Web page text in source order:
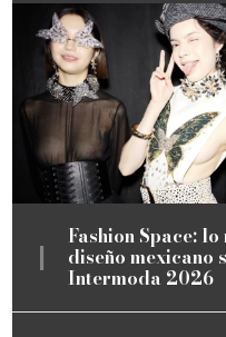
Fashion Space:
diseño mexicano
Intermoda 2026